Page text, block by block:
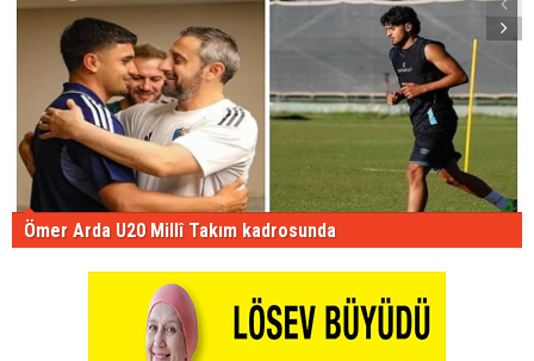
Ömer Arda U20 Millî Takım kadrosunda